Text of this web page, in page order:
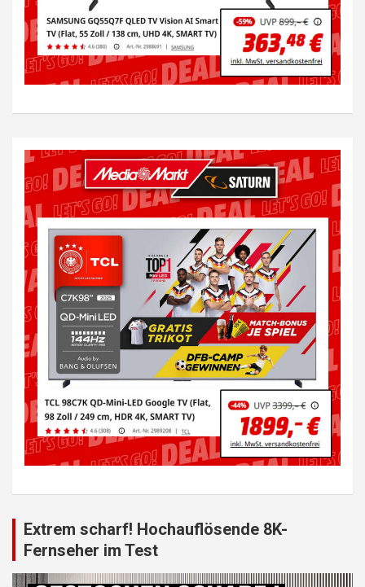
Extrem scharf! Hochauflösende 8K-
Fernseher im Test